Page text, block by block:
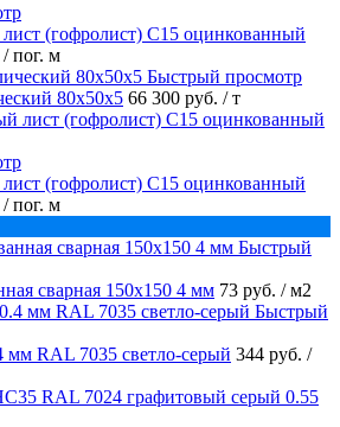
(гофролист) С15 оцинкованный
/ пог. м
Быстрый просмотр
80х50х5 66 300 руб. / т
(гофролист) С15 оцинкованный
/ пог. м
Быстрый
сварная 150х150 4 мм 73 руб. / м2
Быстрый
мм RAL 7035 светло-серый 344 руб. /